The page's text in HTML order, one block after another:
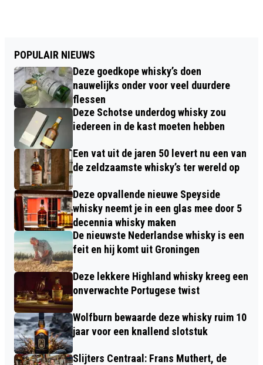
POPULAIR NIEUWS
Deze goedkope whisky’s doen
nauwelijks onder voor veel duurdere
flessen
Deze Schotse underdog whisky zou
iedereen in de kast moeten hebben
Een vat uit de jaren 50 levert nu een van
de zeldzaamste whisky’s ter wereld op
Deze opvallende nieuwe Speyside
whisky neemt je in een glas mee door 5
decennia whisky maken
De nieuwste Nederlandse whisky is een
feit en hij komt uit Groningen
Deze lekkere Highland whisky kreeg een
onverwachte Portugese twist
Wolfburn bewaarde deze whisky ruim 10
jaar voor een knallend slotstuk
Slijters Centraal: Frans Muthert, de